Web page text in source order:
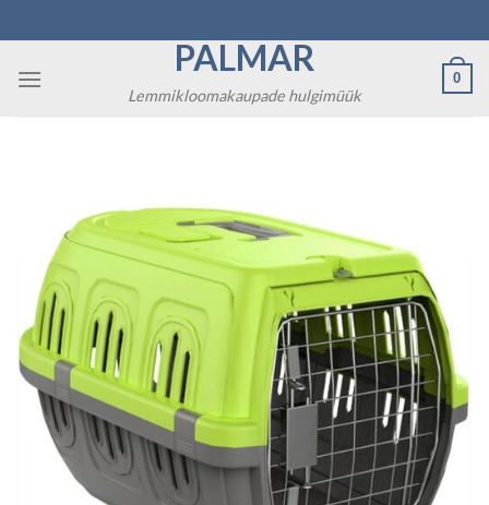
to
content
PALMAR
Lemmikloomakaupade hulgimüük
0